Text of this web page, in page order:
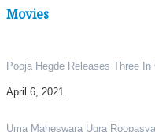
Movies
Pooja Hegde Releases Three In
April 6, 2021
Uma Maheswara Ugra